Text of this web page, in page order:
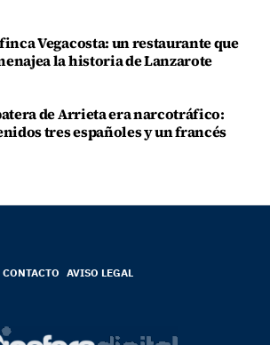
Vegacosta: un restaurante que
la historia de Lanzarote
de Arrieta era narcotráfico:
tres españoles y un francés
CONTACTO AVISO LEGAL